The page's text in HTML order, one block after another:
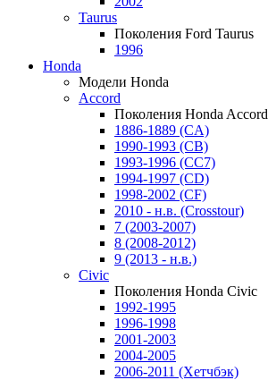
Taurus
Поколения Ford Taurus
1996
Honda
Модели Honda
Accord
Поколения Honda Accord
1886-1889 (CA)
1990-1993 (CB)
1993-1996 (CC7)
1994-1997 (CD)
1998-2002 (CF)
2010 - н.в. (Crosstour)
7 (2003-2007)
8 (2008-2012)
9 (2013 - н.в.)
Civic
Поколения Honda Civic
1992-1995
1996-1998
2001-2003
2004-2005
2006-2011 (Хетчбэк)